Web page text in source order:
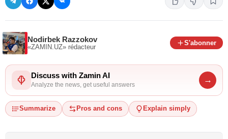
Nodirbek Razzokov
«ZAMIN.UZ» rédacteur
S'abonner
Discuss with Zamin AI
Analyze the news, get useful answers
→
Summarize Pros and cons Explain simply